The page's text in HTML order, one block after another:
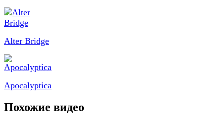
Alter Bridge
Apocalyptica
Похожие видео